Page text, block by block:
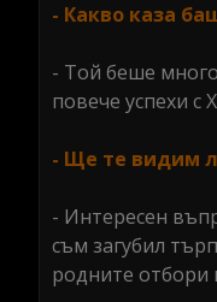
- Какво каза
- Той беше
повече успехи с
- Ще те видим
- Интересен
съм загубил
родните отбори